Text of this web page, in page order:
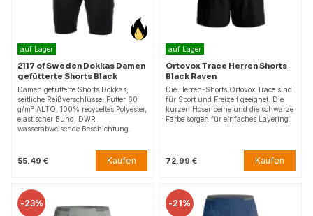
auf Lager
2117 of Sweden Dokkas Damen
gefütterte Shorts Black
Damen gefütterte Shorts Dokkas,
seitliche Reißverschlüsse, Futter 60
g/m² ALTO, 100% recyceltes Polyester,
elastischer Bund, DWR
wasserabweisende Beschichtung.
55.49 € Kaufen
auf Lager
Ortovox Trace Herren Shorts
Black Raven
Die Herren-Shorts Ortovox Trace sind
für Sport und Freizeit geeignet. Die
kurzen Hosenbeine und die schwarze
Farbe sorgen für einfaches Layering.
72.99 € Kaufen
-23% -21%